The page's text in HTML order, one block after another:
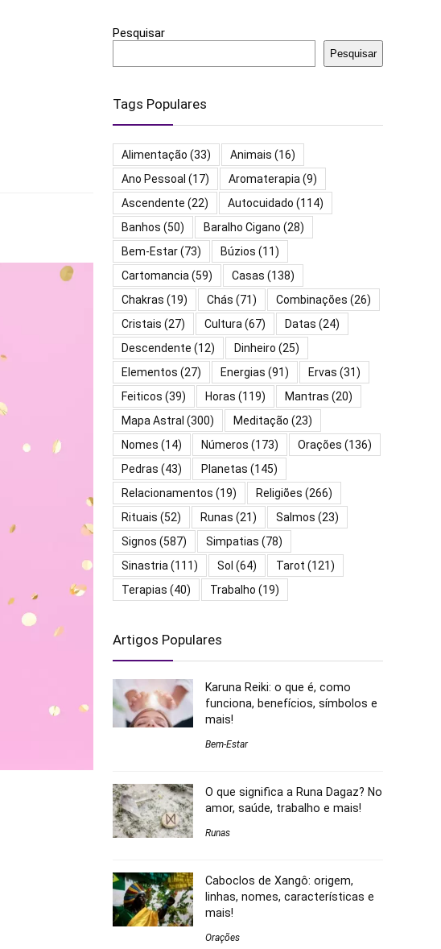
Pesquisar
Pesquisar
Tags Populares
Alimentação (33) Animais (16)
Ano Pessoal (17) Aromaterapia(9)
Ascendente (22) Autocuidado (114)
Banhos (50) Baralho Cigano (28)
Bem-Estar(73) Búzios (11)
Cartomancia(59) Casas (138)
Chakras (19) Chás (71) Combinações (26)
Cristais (27) Cultura(67) Datas (24)
Descendente (12) Dinheiro (25)
Elementos (27) Energias (91) Ervas (31)
Feiticos (39) Horas (119) Mantras (20)
Mapa Astral (300) Meditação (23)
Nomes (14) Números (173) Orações (136)
Pedras (43) Planetas (145)
Relacionamentos (19) Religiões (266)
Rituais (52) Runas (21) Salmos (23)
Signos (587) Simpatias (78)
Sinastria(111) Sol (64) Tarot (121)
Terapias (40) Trabalho (19)
Artigos Populares
Karuna Reiki: o que é, como
funciona, benefícios, símbolos e
mais!
Bem-Estar
O que significa a Runa Dagaz? No
amor, saúde, trabalho e mais!
Runas
Caboclos de Xangô: origem,
linhas, nomes, características e
mais!
Orações